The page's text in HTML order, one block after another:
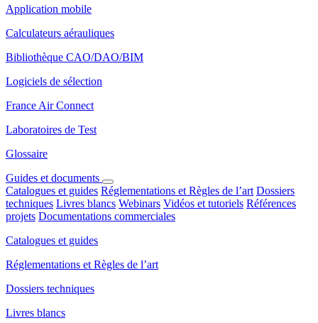
Application mobile
Calculateurs aérauliques
Bibliothèque CAO/DAO/BIM
Logiciels de sélection
France Air Connect
Laboratoires de Test
Glossaire
Guides et documents
Catalogues et guides Réglementations et Règles de l’art Dossiers
techniques Livres blancs Webinars Vidéos et tutoriels Références
projets Documentations commerciales
Catalogues et guides
Réglementations et Règles de l’art
Dossiers techniques
Livres blancs